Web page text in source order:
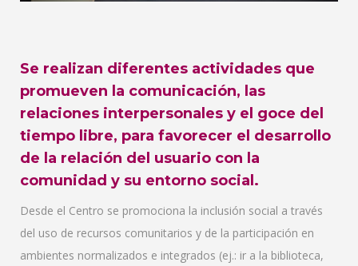
Se realizan diferentes actividades que
promueven la comunicación, las
relaciones interpersonales y el goce del
tiempo libre, para favorecer el desarrollo
de la relación del usuario con la
comunidad y su entorno social.
Desde el Centro se promociona la inclusión social a través
del uso de recursos comunitarios y de la participación en
ambientes normalizados e integrados (ej.: ir a la biblioteca,